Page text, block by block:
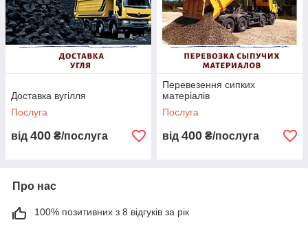
Для будівельних матеріалів Вам будуть запропоновані
машини з відкритим або закритим кузовом, для вантажів
харчового характеру будуть запропоновані машини
автоцистерни або за Вашим бажанням необхідний тип
Ви отримаєте прорахунок перевезення відразу по телефону,
вказавши логісту необхідну інформацію для цього.
Наші ціни найдемократичніші на ринку.
Наші машини їздять по всій Україні. Будь то перевезення по
Телефонуйте нам! Будемо раді плідній співпраці!
Доставка вугілля
Послуга
від 400 ₴/послуга
Перевезення сипких
матеріалів
Послуга
від 400 ₴/послуга
Про нас
100% позитивних з 8 відгуків за рік